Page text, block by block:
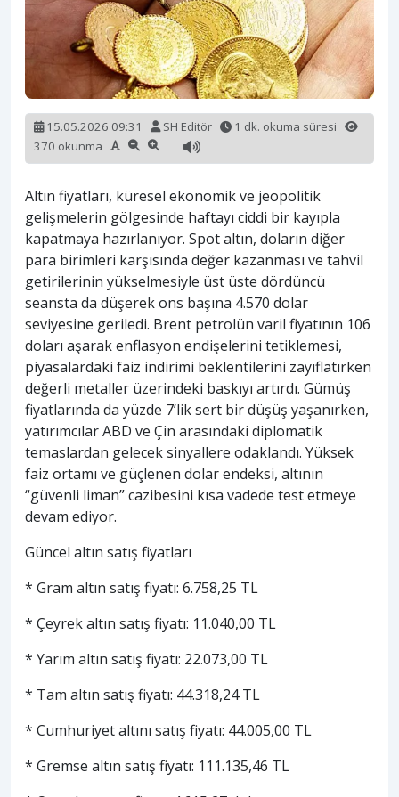
15.05.2026 09:31 SH Editör
1 dk. okuma süresi
370 okunma
Altın fiyatları, küresel ekonomik ve jeopolitik
gelişmelerin gölgesinde haftayı ciddi bir kayıpla
kapatmaya hazırlanıyor. Spot altın, doların diğer
para birimleri karşısında değer kazanması ve tahvil
getirilerinin yükselmesiyle üst üste dördüncü
seansta da düşerek ons başına 4.570 dolar
seviyesine geriledi. Brent petrolün varil fiyatının 106
doları aşarak enflasyon endişelerini tetiklemesi,
piyasalardaki faiz indirimi beklentilerini zayıflatırken
değerli metaller üzerindeki baskıyı artırdı. Gümüş
fiyatlarında da yüzde 7’lik sert bir düşüş yaşanırken,
yatırımcılar ABD ve Çin arasındaki diplomatik
temaslardan gelecek sinyallere odaklandı. Yüksek
faiz ortamı ve güçlenen dolar endeksi, altının
“güvenli liman” cazibesini kısa vadede test etmeye
devam ediyor.
Güncel altın satış fiyatları
* Gram altın satış fiyatı: 6.758,25 TL
* Çeyrek altın satış fiyatı: 11.040,00 TL
* Yarım altın satış fiyatı: 22.073,00 TL
* Tam altın satış fiyatı: 44.318,24 TL
* Cumhuriyet altını satış fiyatı: 44.005,00 TL
* Gremse altın satış fiyatı: 111.135,46 TL